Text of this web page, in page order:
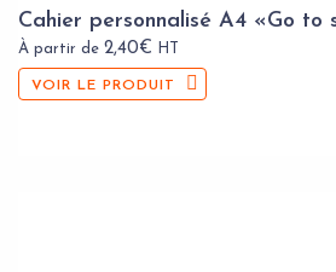
Cahier personnalisé A4 «Go to
À partir de 2,40€ HT
VOIR LE PRODUIT